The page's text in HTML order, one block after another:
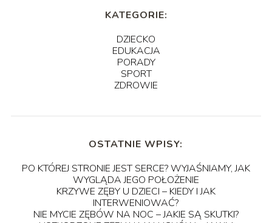
KATEGORIE:
DZIECKO
EDUKACJA
PORADY
SPORT
ZDROWIE
OSTATNIE WPISY:
PO KTÓREJ STRONIE JEST SERCE? WYJAŚNIAMY, JAK
WYGLĄDA JEGO POŁOŻENIE
KRZYWE ZĘBY U DZIECI – KIEDY I JAK
INTERWENIOWAĆ?
NIE MYCIE ZĘBÓW NA NOC – JAKIE SĄ SKUTKI?